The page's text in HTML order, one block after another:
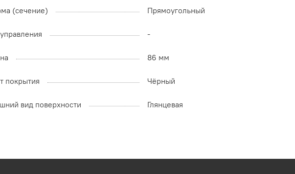
(сечение) Прямоугольный
-
86 мм
покрытия Чёрный
вид поверхности Глянцевая